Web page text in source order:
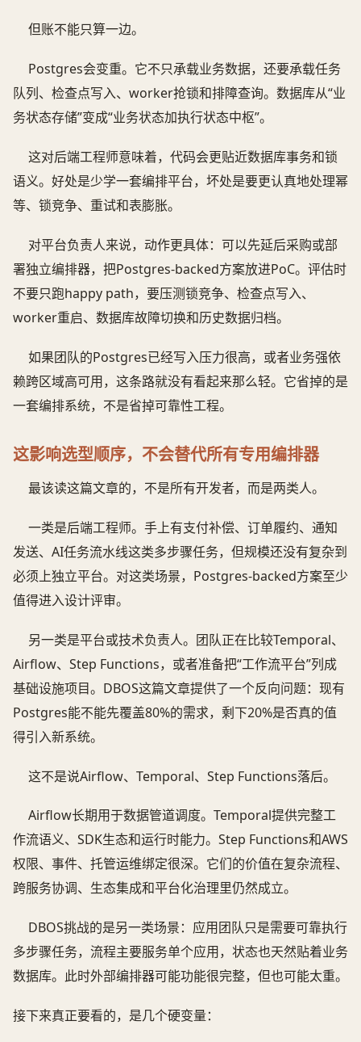
但账不能只算一边。
Postgres会变重。它不只承载业务数据，还要承载任务
队列、检查点写入、worker抢锁和排障查询。数据库从“业
务状态存储”变成“业务状态加执行状态中枢”。
这对后端工程师意味着，代码会更贴近数据库事务和锁
语义。好处是少学一套编排平台，坏处是要更认真地处理幂
等、锁竞争、重试和表膨胀。
对平台负责人来说，动作更具体：可以先延后采购或部
署独立编排器，把Postgres-backed方案放进PoC。评估时
不要只跑happy path，要压测锁竞争、检查点写入、
worker重启、数据库故障切换和历史数据归档。
如果团队的Postgres已经写入压力很高，或者业务强依
赖跨区域高可用，这条路就没有看起来那么轻。它省掉的是
一套编排系统，不是省掉可靠性工程。
这影响选型顺序，不会替代所有专用编排器
最该读这篇文章的，不是所有开发者，而是两类人。
一类是后端工程师。手上有支付补偿、订单履约、通知
发送、AI任务流水线这类多步骤任务，但规模还没有复杂到
必须上独立平台。对这类场景，Postgres-backed方案至少
值得进入设计评审。
另一类是平台或技术负责人。团队正在比较Temporal、
Airflow、Step Functions，或者准备把“工作流平台”列成
基础设施项目。DBOS这篇文章提供了一个反向问题：现有
Postgres能不能先覆盖80%的需求，剩下20%是否真的值
得引入新系统。
这不是说Airflow、Temporal、Step Functions落后。
Airflow长期用于数据管道调度。Temporal提供完整工
作流语义、SDK生态和运行时能力。Step Functions和AWS
权限、事件、托管运维绑定很深。它们的价值在复杂流程、
跨服务协调、生态集成和平台化治理里仍然成立。
DBOS挑战的是另一类场景：应用团队只是需要可靠执行
多步骤任务，流程主要服务单个应用，状态也天然贴着业务
数据库。此时外部编排器可能功能很完整，但也可能太重。
接下来真正要看的，是几个硬变量：